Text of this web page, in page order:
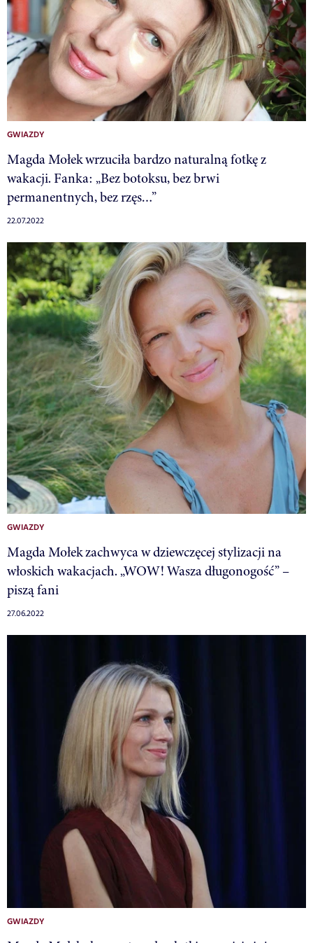
GWIAZDY
Magda Mołek wrzuciła bardzo naturalną fotkę z
wakacji. Fanka: „Bez botoksu, bez brwi
permanentnych, bez rzęs…”
22.07.2022
GWIAZDY
Magda Mołek zachwyca w dziewczęcej stylizacji na
włoskich wakacjach. „WOW! Wasza długonogość” –
piszą fani
27.06.2022
GWIAZDY